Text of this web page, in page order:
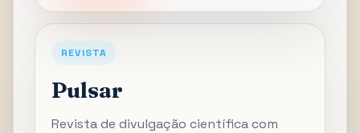
REVISTA
Pulsar
Revista de divulgação científica com